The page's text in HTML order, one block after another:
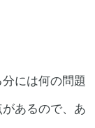
には何の問題
あるので、あ